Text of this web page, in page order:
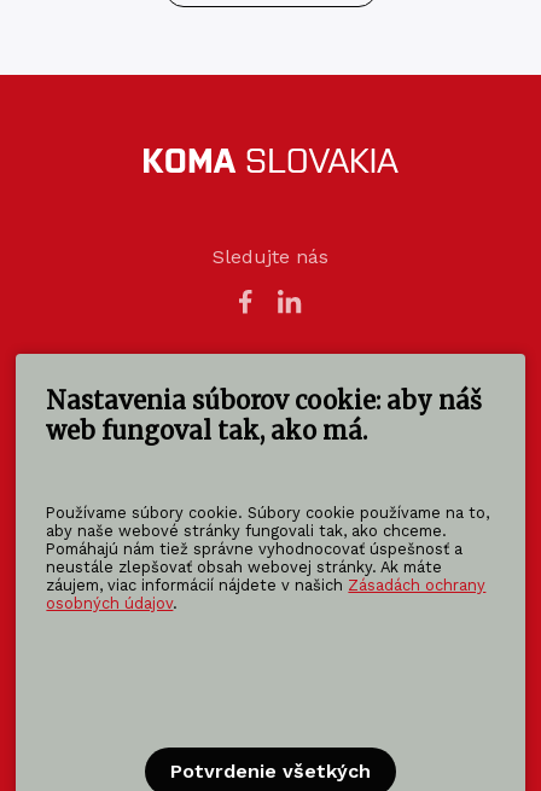
Nastavenia súborov cookie: aby náš
web fungoval tak, ako má.
Používame súbory cookie. Súbory cookie používame na to,
aby naše webové stránky fungovali tak, ako chceme.
Pomáhajú nám tiež správne vyhodnocovať úspešnosť a
neustále zlepšovať obsah webovej stránky. Ak máte
záujem, viac informácií nájdete v našich Zásadách ochrany
osobných údajov.
Potvrdenie všetkých
Sledujte nás
KOMA SLOVAKIA s.r.o.
Štúrova 140
949 01 Nitra - Mlynárce
info@koma-slovakia.sk
+ 421 37 6518 325
Patríme do rodiny KOMA FAMILY